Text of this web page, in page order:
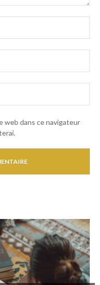
web dans ce navigateur